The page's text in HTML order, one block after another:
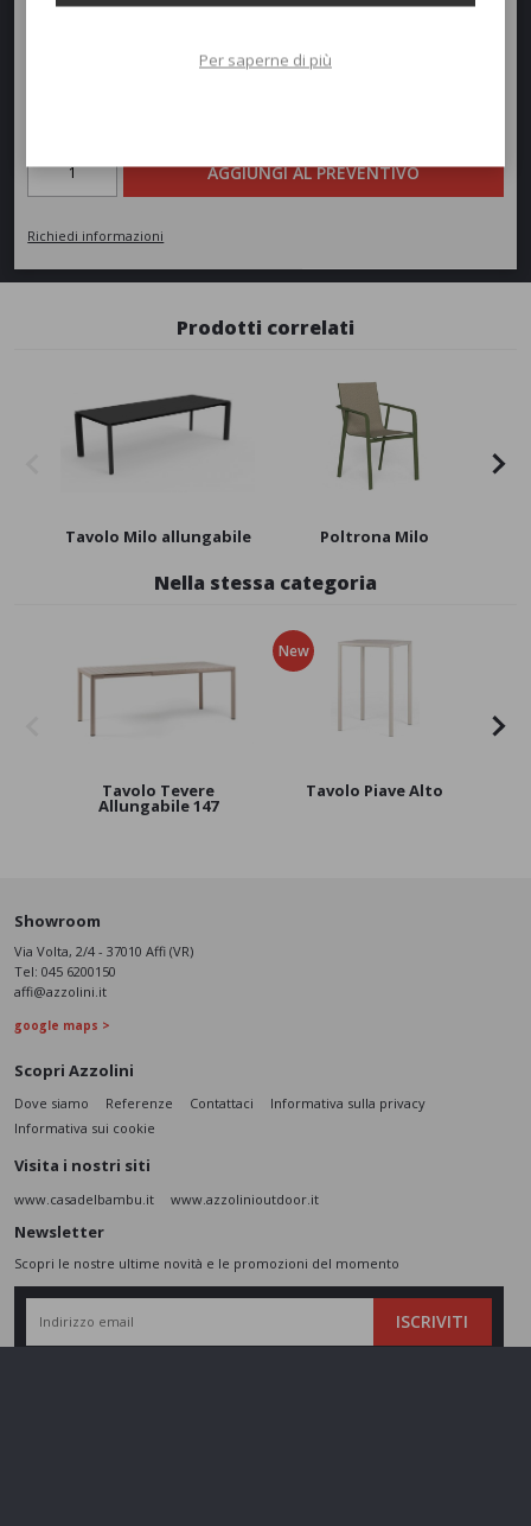
AGGIUNGI AL PREVENTIVO
Richiedi informazioni
Prodotti correlati
Tavolo Milo allungabile Poltrona Milo
Nella stessa categoria
Tavolo Tevere
Allungabile 147
New
Tavolo Piave Alto
Showroom
Via Volta, 2/4 - 37010 Affi (VR)
Tel: 045 6200150
affi@azzolini.it
google maps >
Scopri Azzolini
Dove siamo Referenze Contattaci
Informativa sulla privacy
Informativa sui cookie
Visita i nostri siti
www.casadelbambu.it www.azzolinioutdoor.it
Newsletter
Scopri le nostre ultime novità e le promozioni del momento
ISCRIVITI
Per saperne di più